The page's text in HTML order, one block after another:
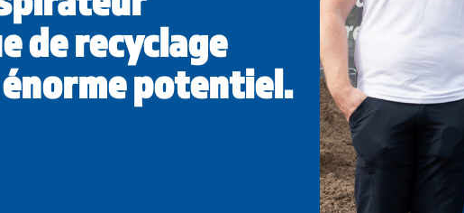
de recyclage
énorme potentiel.